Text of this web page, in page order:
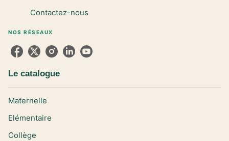
Contactez-nous
NOS RÉSEAUX
Le catalogue
Maternelle
Elémentaire
Collège